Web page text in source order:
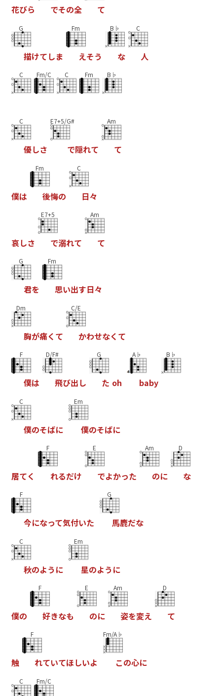
花びら でその全 て
G
描けてしま
Fm
えそう
B♭
な
C
人
C Fm/C C Fm B♭
C
優しさ
E7+5/G#
で隠れて
Am
て
僕は
Fm
後悔の
C
日々
哀しさ
E7+5
で溺れて
Am
て
G
君を
Fm
思い出す日々
Dm
胸が痛く て
C/E
かわせなく て
F
僕は
D/F#
飛び出し
G
た oh
A♭
baby
B♭
C
僕のそばに
Em
僕のそばに
居てく
F
れるだけ
E
でよかった
Am
のに
D
な
F
今になって気付いた
G
馬鹿だな
C
秋のよう に
Em
星のよう に
僕の
F
好きなも
E
のに
Am
姿を変え
D
て
触
F
れていてほしいよ
Fm/A♭
この心に
C Fm/C